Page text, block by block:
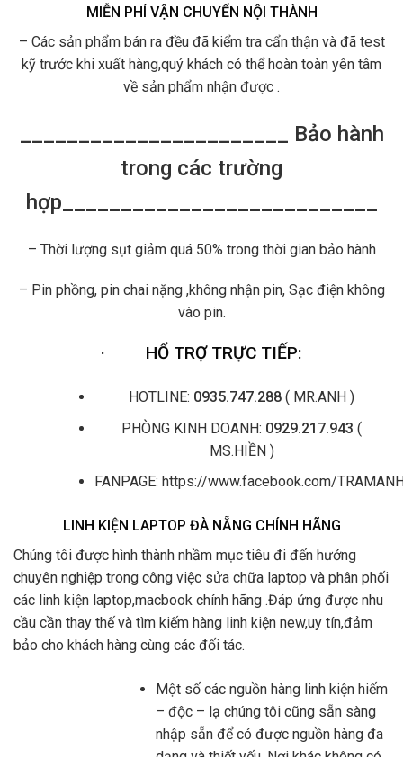
MIỄN PHÍ VẬN CHUYỂN NỘI THÀNH
– Các sản phẩm bán ra đều đã kiểm tra cẩn thận và đã test
kỹ trước khi xuất hàng,quý khách có thể hoàn toàn yên tâm
về sản phẩm nhận được .
_______________________ Bảo hành
trong các trường
hợp___________________________
– Thời lượng sụt giảm quá 50% trong thời gian bảo hành
– Pin phồng, pin chai nặng ,không nhận pin, Sạc điện không
vào pin.
· HỔ TRỢ TRỰC TIẾP:
HOTLINE: 0935.747.288 ( MR.ANH )
PHÒNG KINH DOANH: 0929.217.943 (
MS.HIỀN )
FANPAGE: https://www.facebook.com/
LINH KIỆN LAPTOP ĐÀ NẴNG CHÍNH HÃNG
Chúng tôi được hình thành nhầm mục tiêu đi đến hướng
chuyên nghiệp trong công việc sửa chữa laptop và phân phối
các linh kiện laptop,macbook chính hãng .Đáp ứng được nhu
cầu cần thay thế và tìm kiếm hàng linh kiện new,uy tín,đảm
bảo cho khách hàng cùng các đối tác.
Một số các nguồn hàng linh kiện hiếm
– độc – lạ chúng tôi cũng sẵn sàng
nhập sẵn để có được nguồn hàng đa